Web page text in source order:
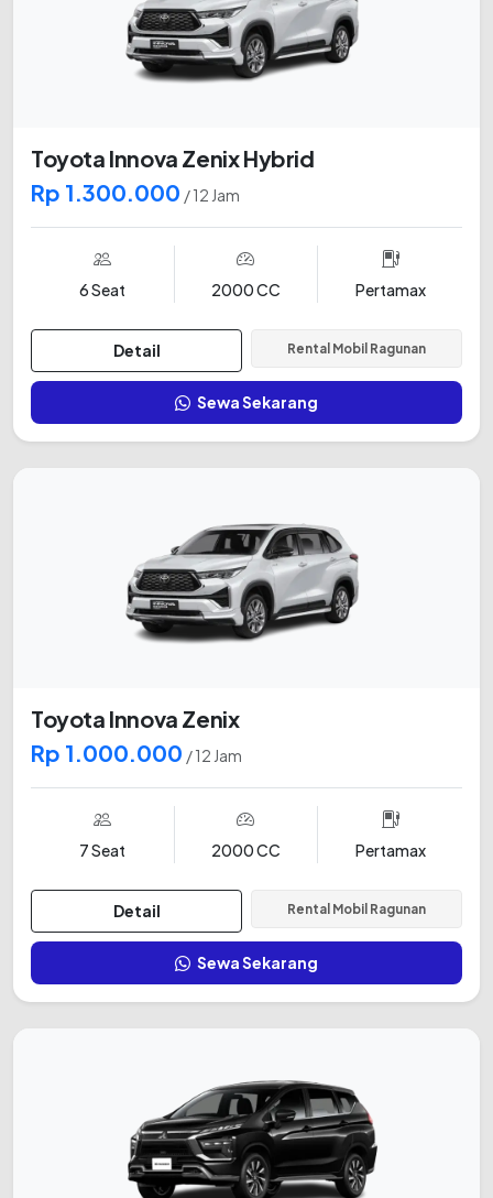
Toyota Innova Zenix Hybrid
Rp 1.300.000 / 12 Jam
6 Seat 2000 CC Pertamax
Detail Rental Mobil Ragunan
Sewa Sekarang
Toyota Innova Zenix
Rp 1.000.000 / 12 Jam
7 Seat 2000 CC Pertamax
Detail Rental Mobil Ragunan
Sewa Sekarang